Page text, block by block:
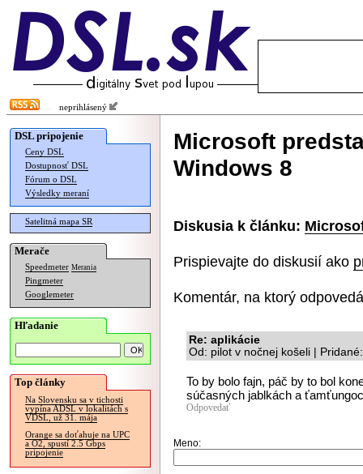
neprihlásený
DSL pripojenie
Ceny DSL
Dostupnosť DSL
Fórum o DSL
Výsledky meraní
Satelitná mapa SR
Merače
Speedmeter Merania
Pingmeter
Googlemeter
Hľadanie
Top články
Na Slovensku sa v tichosti
vypína ADSL v lokalitách s
VDSL, už 31. mája
Orange sa doťahuje na UPC
a O2, spustí 2.5 Gbps
pripojenie
Microsoft
Windows 8
Diskusia k článku:
Prispievajte do diskusií ako
Komentár, na ktorý
Re: aplikácie
Od: pilot v nočnej košeli |
To by bolo fajn, páč by to bol
súčasných jablkách a
Odpovedať
Meno: